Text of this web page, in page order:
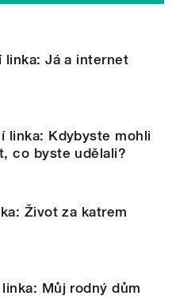
Já a internet
linka: Kdybyste mohli
co byste udělali?
Život za katrem
Můj rodný dům